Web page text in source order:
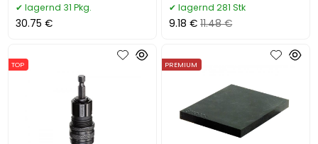
lagernd 31 Pkg.
30.75 €
lagernd 281 Stk
9.18 € 11.48 €
TOP PREMIUM